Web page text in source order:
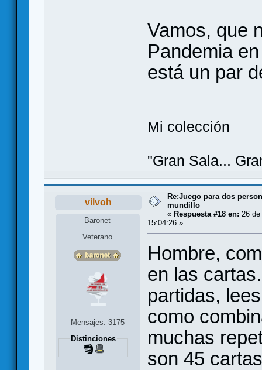
Vamos, que
Pandemia
está un par
Mi colección
"Gran Sala...
vilvoh
Baronet
Veterano
Mensajes: 3175
Distinciones
Re:Juego para dos
mundillo
« Respuesta #18 en: 26
15:04:26 »
Hombre,
en las
partidas,
como
muchas
son 45